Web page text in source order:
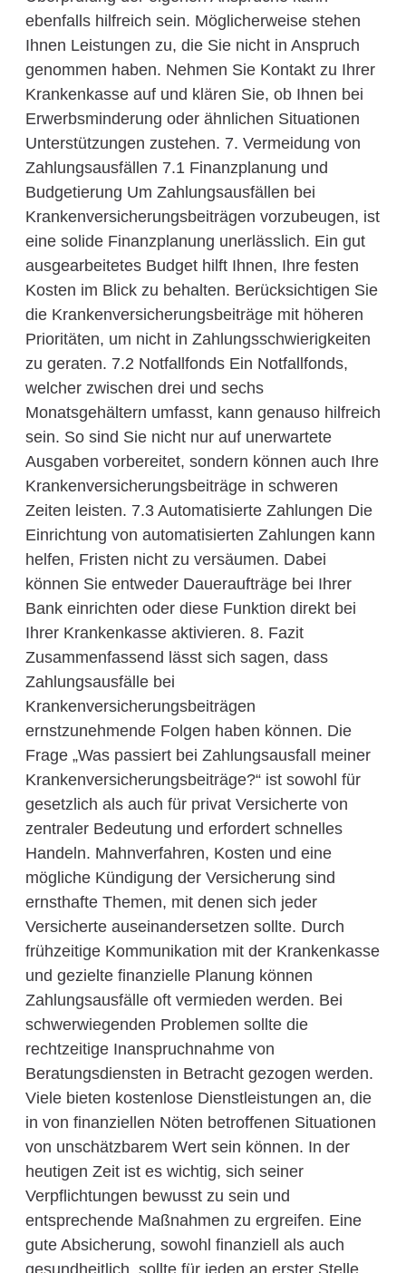
ebenfalls hilfreich sein. Möglicherweise stehen
Ihnen Leistungen zu, die Sie nicht in Anspruch
genommen haben. Nehmen Sie Kontakt zu Ihrer
Krankenkasse auf und klären Sie, ob Ihnen bei
Erwerbsminderung oder ähnlichen Situationen
Unterstützungen zustehen. 7. Vermeidung von
Zahlungsausfällen 7.1 Finanzplanung und
Budgetierung Um Zahlungsausfällen bei
Krankenversicherungsbeiträgen vorzubeugen, ist
eine solide Finanzplanung unerlässlich. Ein gut
ausgearbeitetes Budget hilft Ihnen, Ihre festen
Kosten im Blick zu behalten. Berücksichtigen Sie
die Krankenversicherungsbeiträge mit höheren
Prioritäten, um nicht in Zahlungsschwierigkeiten
zu geraten. 7.2 Notfallfonds Ein Notfallfonds,
welcher zwischen drei und sechs
Monatsgehältern umfasst, kann genauso hilfreich
sein. So sind Sie nicht nur auf unerwartete
Ausgaben vorbereitet, sondern können auch Ihre
Krankenversicherungsbeiträge in schweren
Zeiten leisten. 7.3 Automatisierte Zahlungen Die
Einrichtung von automatisierten Zahlungen kann
helfen, Fristen nicht zu versäumen. Dabei
können Sie entweder Daueraufträge bei Ihrer
Bank einrichten oder diese Funktion direkt bei
Ihrer Krankenkasse aktivieren. 8. Fazit
Zusammenfassend lässt sich sagen, dass
Zahlungsausfälle bei
Krankenversicherungsbeiträgen
ernstzunehmende Folgen haben können. Die
Frage „Was passiert bei Zahlungsausfall meiner
Krankenversicherungsbeiträge?“ ist sowohl für
gesetzlich als auch für privat Versicherte von
zentraler Bedeutung und erfordert schnelles
Handeln. Mahnverfahren, Kosten und eine
mögliche Kündigung der Versicherung sind
ernsthafte Themen, mit denen sich jeder
Versicherte auseinandersetzen sollte. Durch
frühzeitige Kommunikation mit der Krankenkasse
und gezielte finanzielle Planung können
Zahlungsausfälle oft vermieden werden. Bei
schwerwiegenden Problemen sollte die
rechtzeitige Inanspruchnahme von
Beratungsdiensten in Betracht gezogen werden.
Viele bieten kostenlose Dienstleistungen an, die
in von finanziellen Nöten betroffenen Situationen
von unschätzbarem Wert sein können. In der
heutigen Zeit ist es wichtig, sich seiner
Verpflichtungen bewusst zu sein und
entsprechende Maßnahmen zu ergreifen. Eine
gute Absicherung, sowohl finanziell als auch